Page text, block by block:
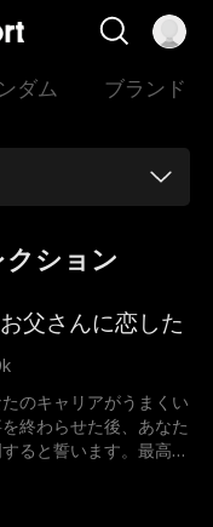
ダム ブランド
ション
父さんに恋した
のキャリアがうまくい
終わらせた後、あなた
ると誓います。最高の